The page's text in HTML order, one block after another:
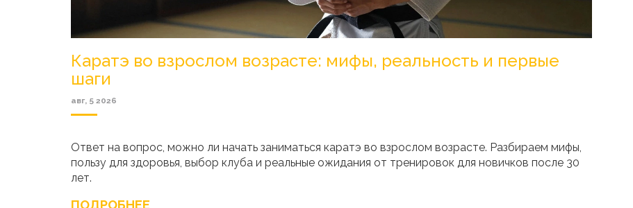
Каратэ во взрослом возрасте: мифы, реальность и первые
шаги
авг, 5 2026
Ответ на вопрос, можно ли начать заниматься каратэ во взрослом возрасте. Разбираем мифы,
пользу для здоровья, выбор клуба и реальные ожидания от тренировок для новичков после 30
лет.
ПОДРОБНЕЕ